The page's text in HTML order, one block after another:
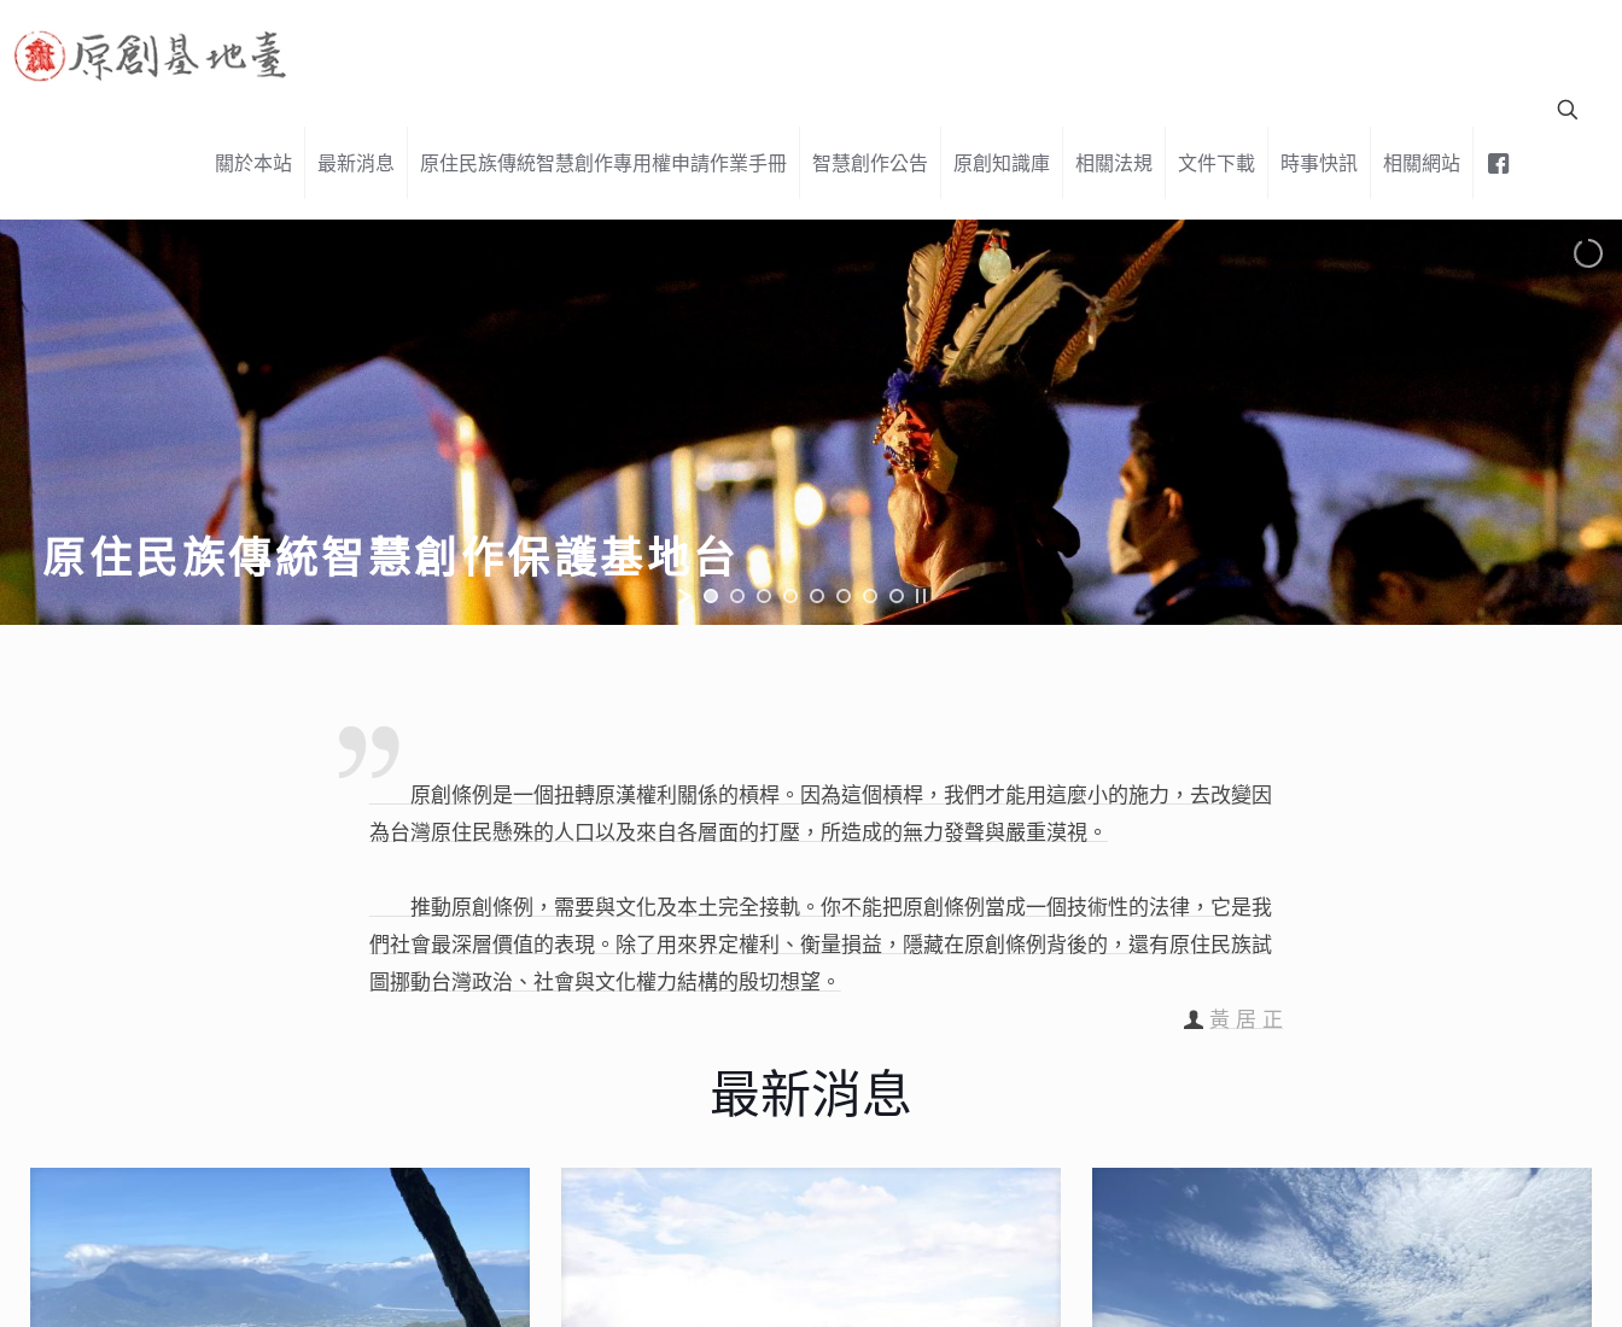
關於本站 最新消息 原住民族傳統智慧創作專用權申請作業手冊 智慧創作公告 原創知識庫 相關法規 文件下載 時事快訊 相關網站
原創條例是一個扭轉原漢權利關係的槓桿。因為這個槓桿，我們才能用這麼小的施力，去改變因
為台灣原住民懸殊的人口以及來自各層面的打壓，所造成的無力發聲與嚴重漠視。
推動原創條例，需要與文化及本土完全接軌。你不能把原創條例當成一個技術性的法律，它是我
們社會最深層價值的表現。除了用來界定權利、衡量損益，隱藏在原創條例背後的，還有原住民族試
圖挪動台灣政治、社會與文化權力結構的殷切想望。
黃 居 正
最新消息